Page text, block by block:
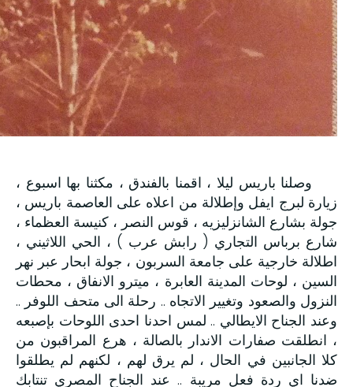
وصلنا باريس ليلا ، اقمنا بالفندق ، مكثنا بها اسبوع ،
زيارة لبرج ايفل وإطلالة من اعلاه على العاصمة باريس ،
جولة بشارع الشانزليزيه ، قوس النصر ، كنيسة العظماء ،
شارع برباس التجاري ( رابش عرب ) ، الحي اللاثيني ،
اطلالة خارجية على جامعة السربون ، جولة ابحار عبر نهر
السين ، لوحات المدينة العابرة ، ميترو الانفاق ، محطات
النزول والصعود وتغيير الاتجاه .. رحلة الى متحف اللوفر ..
وعند الجناح الايطالي .. لمس احدنا احدى اللوحات بإصبعه
، انطلقت صفارات الاندار بالصالة ، هرع المراقبون من
كلا الجانبين في الحال ، لم يرق لهم ، لكنهم لم يطلقوا
ضدنا اي ردة فعل مريبة .. عند الجناح المصري تنتابك